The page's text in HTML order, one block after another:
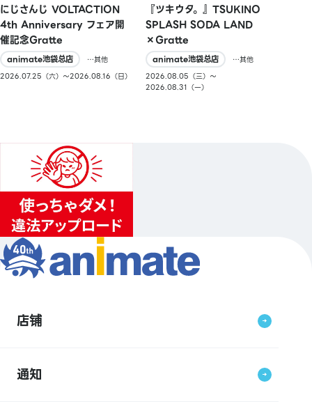
にじさんじ VOLTACTION
4th Anniversary フェア開
催記念Gratte
animate池袋总店
…其他
2026.07.25（六）〜2026.08.16（日）
『ツキウタ。』TSUKINO
SPLASH SODA LAND
×Gratte
animate池袋总店
…其他
2026.08.05（三）〜
2026.08.31（一）
店铺
通知